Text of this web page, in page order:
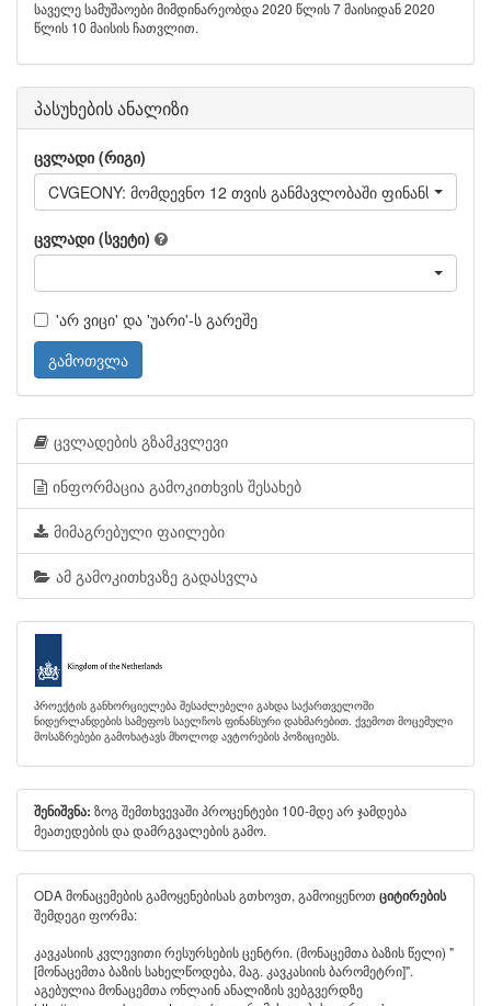
საველე სამუშაოები მიმდინარეობდა 2020 წლის 7 მაისიდან 2020
წლის 10 მაისის ჩათვლით.
პასუხების ანალიზი
ცვლადი (რიგი)
CVGEONY: მომდევნო 12 თვის განმავლობაში ფინანსური
ცვლადი (სვეტი)
'არ ვიცი' და 'უარი'-ს გარეშე
გამოთვლა
ცვლადების გზამკვლევი
ინფორმაცია გამოკითხვის შესახებ
მიმაგრებული ფაილები
ამ გამოკითხვაზე გადასვლა
პროექტის განხორციელება შესაძლებელი გახდა საქართველოში
ნიდერლანდების სამეფოს საელჩოს ფინანსური დახმარებით. ქვემოთ მოცემული
მოსაზრებები გამოხატავს მხოლოდ ავტორების პოზიციებს.
შენიშვნა: ზოგ შემთხვევაში პროცენტები 100-მდე არ ჯამდება
მეათედების და დამრგვალების გამო.
ODA მონაცემების გამოყენებისას გთხოვთ, გამოიყენოთ ციტირების
შემდეგი ფორმა:
კავკასიის კვლევითი რესურსების ცენტრი. (მონაცემთა ბაზის წელი) "
[მონაცემთა ბაზის სახელწოდება, მაგ. კავკასიის ბარომეტრი]".
აგებულია მონაცემთა ონლაინ ანალიზის ვებგვერდზე